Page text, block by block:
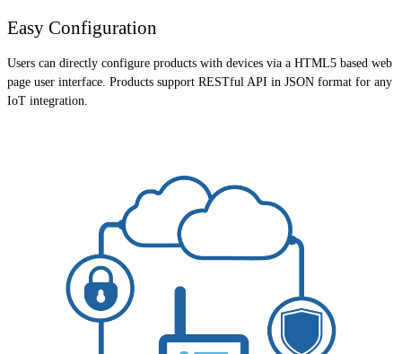
Easy Configuration
Users can directly configure products with devices via a HTML5 based web
page user interface. Products support RESTful API in JSON format for any
IoT integration.